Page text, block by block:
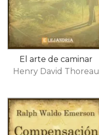
El arte de caminar
Henry David Thoreau